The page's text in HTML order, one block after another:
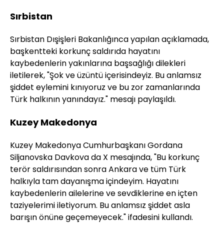
Sırbistan
Sırbistan Dışişleri Bakanlığınca yapılan açıklamada,
başkentteki korkunç saldırıda hayatını
kaybedenlerin yakınlarına başsağlığı dilekleri
iletilerek, "Şok ve üzüntü içerisindeyiz. Bu anlamsız
şiddet eylemini kınıyoruz ve bu zor zamanlarında
Türk halkının yanındayız." mesajı paylaşıldı.
Kuzey Makedonya
Kuzey Makedonya Cumhurbaşkanı Gordana
Siljanovska Davkova da X mesajında, "Bu korkunç
terör saldırısından sonra Ankara ve tüm Türk
halkıyla tam dayanışma içindeyim. Hayatını
kaybedenlerin ailelerine ve sevdiklerine en içten
taziyelerimi iletiyorum. Bu anlamsız şiddet asla
barışın önüne geçemeyecek." ifadesini kullandı.